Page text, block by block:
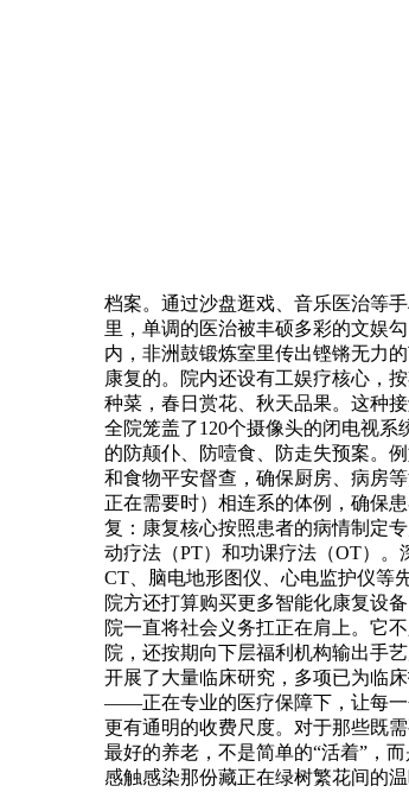
档案。通过沙盘逛戏、音乐医治等
里，单调的医治被丰硕多彩的文娱
内，非洲鼓锻炼室里传出铿锵无力
康复的。院内还设有工娱疗核心，
种菜，春日赏花、秋天品果。这种
全院笼盖了120个摄像头的闭电视系
的防颠仆、防噎食、防走失预案。
和食物平安督查，确保厨房、病房
正在需要时）相连系的体例，确保
复：康复核心按照患者的病情制定
动疗法（PT）和功课疗法（OT）
CT、脑电地形图仪、心电监护仪等
院方还打算购买更多智能化康复设
院一直将社会义务扛正在肩上。它
院，还按期向下层福利机构输出手
开展了大量临床研究，多项已为临
——正在专业的医疗保障下，让每一
更有通明的收费尺度。对于那些既
最好的养老，不是简单的“活着”，
感触感染那份藏正在绿树繁花间的